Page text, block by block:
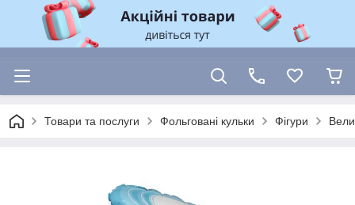
Товари та послуги Фольговані кульки Фігури